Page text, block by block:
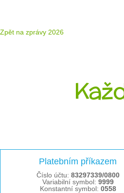
Zpět na zprávy 2026
Platebním příkazem
Číslo účtu: 83297339/0800
Variabilní symbol: 9999
Konstantní symbol: 0558